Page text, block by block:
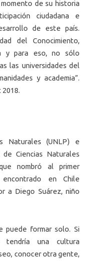
de su historia
ciudadana e
de este país.
del Conocimiento,
y para eso, no sólo
las universidades del
y academia”.
2018.
Naturales (UNLP) e
Ciencias Naturales
nombró al primer
en Chile
a Diego Suárez, niño
puede formar solo. Si
tendría una cultura
conocer otra gente,